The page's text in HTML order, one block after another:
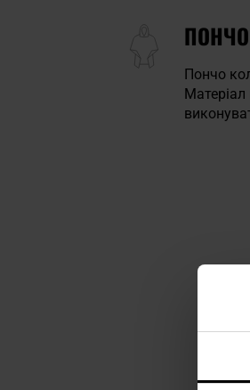
ПОНЧО
Пончо